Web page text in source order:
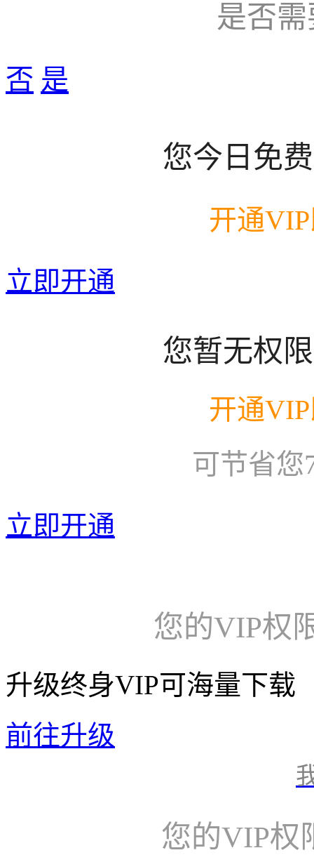
是否
否 是
您今日免
开通
立即开通
您暂无权
开通
可节省您
立即开通
您的VIP权
升级终身VIP可海量下载
前往升级
您的VIP权